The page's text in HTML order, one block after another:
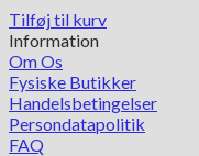
Tilføj til kurv
Information
Om Os
Fysiske Butikker
Handelsbetingelser
Persondatapolitik
FAQ